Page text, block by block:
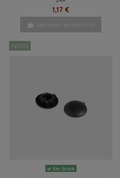
1,17 €
Adicionar ao carrinho
NOVO
Em Stock